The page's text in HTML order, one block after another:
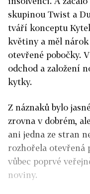
skupinou Twist a
tváří konceptu
květiny a měl nárok
otevřené pobočky.
odchod a založení
kytky.
Z náznaků bylo
zrovna v dobrém,
ani jedna ze stran
rozhořela otevřená
vůbec poprvé
noviny.